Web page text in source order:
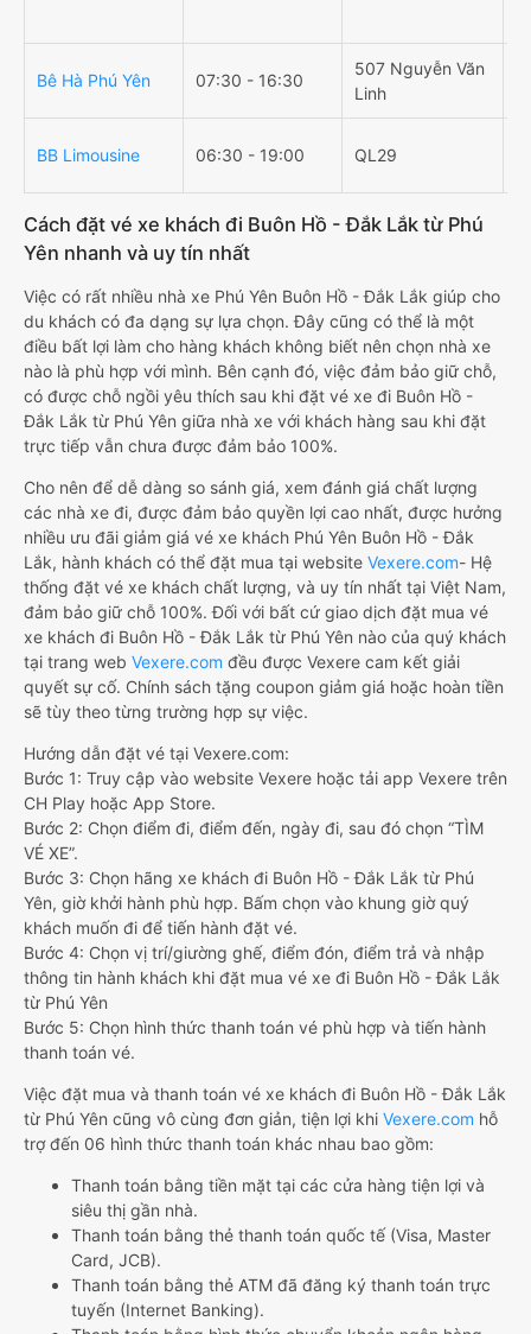
Bê Hà Phú Yên 07:30 - 16:30
507 Nguyễn Văn
Linh
BB Limousine 06:30 - 19:00 QL29
Cách đặt vé xe khách đi Buôn Hồ - Đắk Lắk từ Phú
Yên nhanh và uy tín nhất
Việc có rất nhiều nhà xe Phú Yên Buôn Hồ - Đắk Lắk giúp cho
du khách có đa dạng sự lựa chọn. Đây cũng có thể là một
điều bất lợi làm cho hàng khách không biết nên chọn nhà xe
nào là phù hợp với mình. Bên cạnh đó, việc đảm bảo giữ chỗ,
có được chỗ ngồi yêu thích sau khi đặt vé xe đi Buôn Hồ -
Đắk Lắk từ Phú Yên giữa nhà xe với khách hàng sau khi đặt
trực tiếp vẫn chưa được đảm bảo 100%.
Cho nên để dễ dàng so sánh giá, xem đánh giá chất lượng
các nhà xe đi, được đảm bảo quyền lợi cao nhất, được hưởng
nhiều ưu đãi giảm giá vé xe khách Phú Yên Buôn Hồ - Đắk
Lắk, hành khách có thể đặt mua tại website Vexere.com- Hệ
thống đặt vé xe khách chất lượng, và uy tín nhất tại Việt Nam,
đảm bảo giữ chỗ 100%. Đối với bất cứ giao dịch đặt mua vé
xe khách đi Buôn Hồ - Đắk Lắk từ Phú Yên nào của quý khách
tại trang web Vexere.com đều được Vexere cam kết giải
quyết sự cố. Chính sách tặng coupon giảm giá hoặc hoàn tiền
sẽ tùy theo từng trường hợp sự việc.
Hướng dẫn đặt vé tại Vexere.com:
Bước 1: Truy cập vào website Vexere hoặc tải app Vexere trên
CH Play hoặc App Store.
Bước 2: Chọn điểm đi, điểm đến, ngày đi, sau đó chọn “TÌM
VÉ XE”.
Bước 3: Chọn hãng xe khách đi Buôn Hồ - Đắk Lắk từ Phú
Yên, giờ khởi hành phù hợp. Bấm chọn vào khung giờ quý
khách muốn đi để tiến hành đặt vé.
Bước 4: Chọn vị trí/giường ghế, điểm đón, điểm trả và nhập
thông tin hành khách khi đặt mua vé xe đi Buôn Hồ - Đắk Lắk
từ Phú Yên
Bước 5: Chọn hình thức thanh toán vé phù hợp và tiến hành
thanh toán vé.
Việc đặt mua và thanh toán vé xe khách đi Buôn Hồ - Đắk Lắk
từ Phú Yên cũng vô cùng đơn giản, tiện lợi khi Vexere.com hỗ
trợ đến 06 hình thức thanh toán khác nhau bao gồm:
Thanh toán bằng tiền mặt tại các cửa hàng tiện lợi và
siêu thị gần nhà.
Thanh toán bằng thẻ thanh toán quốc tế (Visa, Master
Card, JCB).
Thanh toán bằng thẻ ATM đã đăng ký thanh toán trực
tuyến (Internet Banking).